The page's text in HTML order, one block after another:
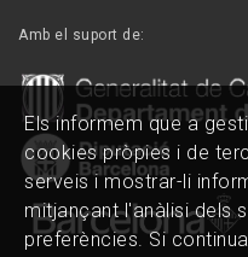
Amb el suport de:
Els informem que a
cookies pròpies i de
serveis i mostrar-li
mitjançant l'anàlisi dels
preferències. Si